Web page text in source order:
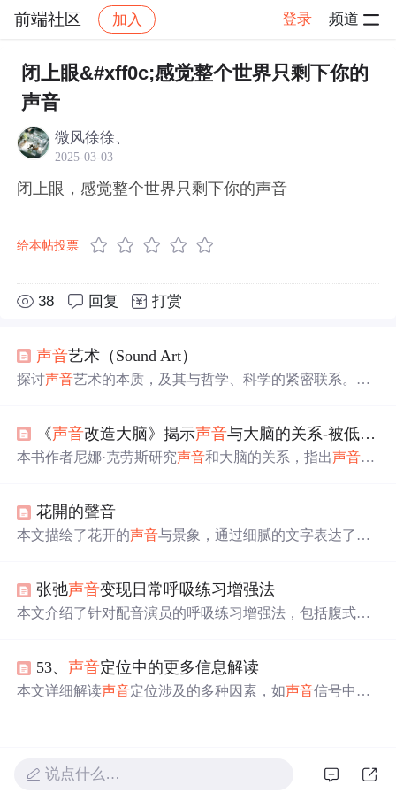
前端社区 加入 登录 频道
社区 前端社区 感慨 帖子详情
闭上眼&#xff0c;感觉整个世界只剩下你的
声音
微风徐徐、
2025-03-03
闭上眼，感觉整个世界只剩下你的声音
给本帖投票
38 回复 打赏
声音艺术（Sound Art）
探讨声音艺术的本质，及其与哲学、科学的紧密联系。
声
有、缘起、意境三个层面，揭示声音在人类感知中的独特
地位。
《声音改造大脑》揭示声音与大脑的关系-被低估的
本书作者尼娜·克劳斯研究声音和大脑的关系，指出声音处
力，以及声音对大脑和生活的影响，并为改善听觉和认知
功能提供建议。
花開的聲音
本文描绘了花开的声音与景象，通过细腻的文字表达了作
张弛声音变现日常呼吸练习增强法
本文介绍了针对配音演员的呼吸练习增强法，包括腹式呼
53、 声音定位中的更多信息解读
本文详细解读声音定位涉及的多种因素，如声音信号中低
化定制方面取得突破。
说点什么…